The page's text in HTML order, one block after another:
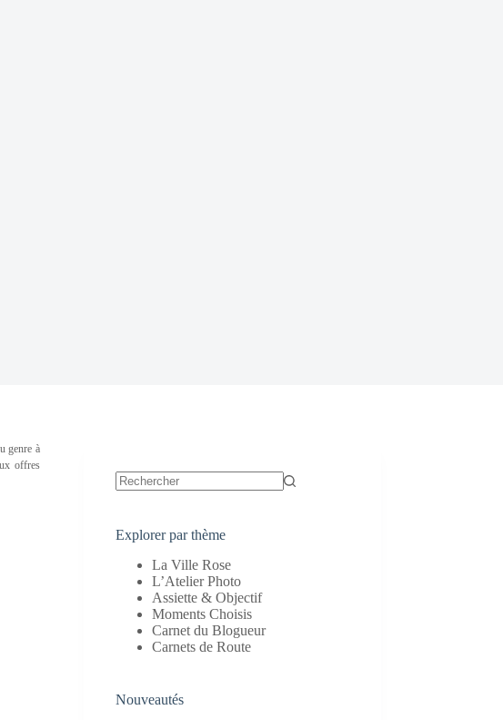
genre à
offres
Explorer par thème
La Ville Rose
L’Atelier Photo
Assiette & Objectif
Moments Choisis
Carnet du Blogueur
Carnets de Route
Nouveautés